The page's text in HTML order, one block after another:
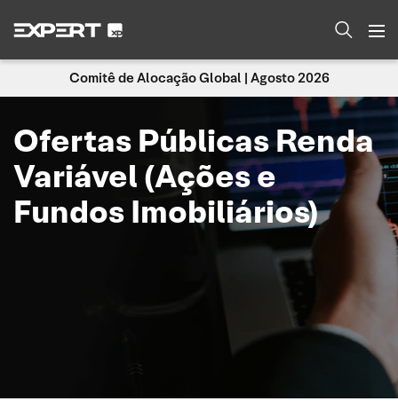
Comitê de Alocação Global | Agosto 2026
Ofertas Públicas Renda
Variável (Ações e
Fundos Imobiliários)